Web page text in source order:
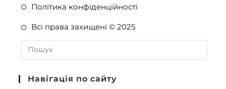
Політика конфіденційності
Всі права захищені © 2025
Навігація по сайту